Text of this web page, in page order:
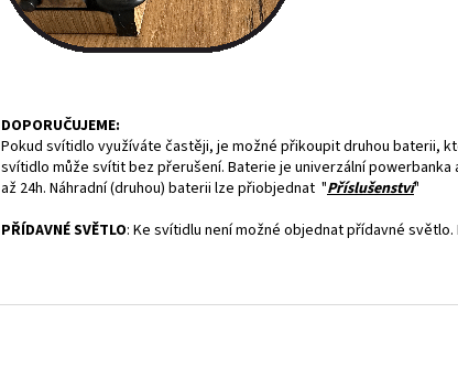
DOPORUČUJEME:
Pokud svítidlo využíváte častěji, je možné přikoupit druhou baterii,
svítidlo může svítit bez přerušení. Baterie je univerzální
až 24h. Náhradní (druhou) baterii lze přiobjednat "Příslušenství"
PŘÍDAVNÉ SVĚTLO: Ke svítidlu není možné objednat přídavné